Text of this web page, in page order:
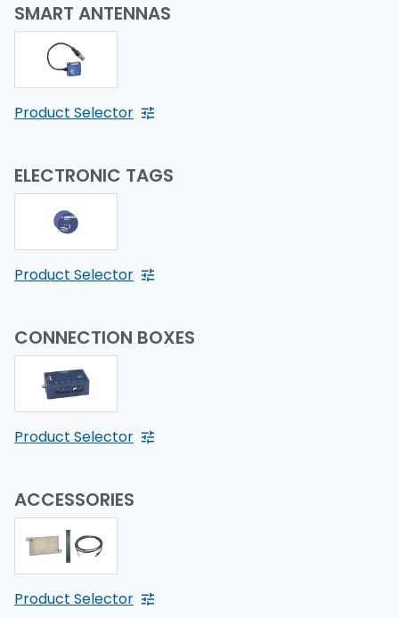
SMART ANTENNAS
Product Selector
ELECTRONIC TAGS
Product Selector
CONNECTION BOXES
Product Selector
ACCESSORIES
Product Selector